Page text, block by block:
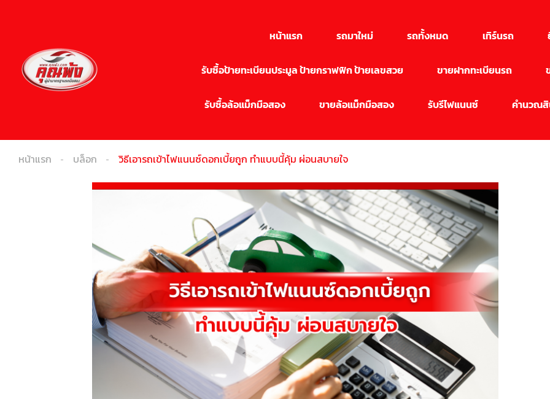
หน้าแรก รถมาใหม่ รถทั้งหมด เทิร์นรถ
รับซื้อป้ายทะเบียนประมูล ป้ายกราฟฟิก ป้ายเลขสวย ขายฝากทะเบียนรถ
รับซื้อล้อแม็กมือสอง ขายล้อแม็กมือสอง รับรีไฟแนนซ์ คำนวณสิ
หน้าแรก บล็อก วิธีเอารถเข้าไฟแนนซ์ดอกเบี้ยถูก ทำแบบนี้คุ้ม ผ่อนสบายใจ